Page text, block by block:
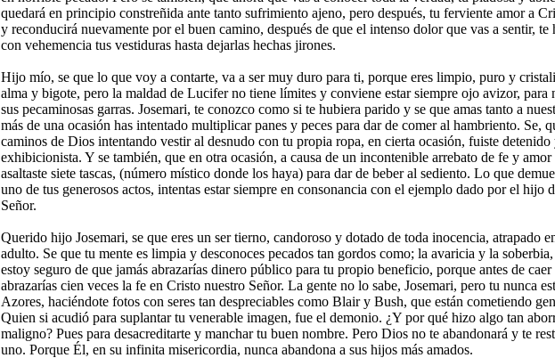
quedará en principio constreñida ante tanto sufrimiento ajeno, pero después, tu ferviente amor a
y reconducirá nuevamente por el buen camino, después de que el intenso dolor que vas a sentir, te
con vehemencia tus vestiduras hasta dejarlas hechas jirones.
Hijo mío, se que lo que voy a contarte, va a ser muy duro para ti, porque eres limpio, puro y
alma y bigote, pero la maldad de Lucifer no tiene límites y conviene estar siempre ojo avizor, para
sus pecaminosas garras. Josemari, te conozco como si te hubiera parido y se que amas tanto a
más de una ocasión has intentado multiplicar panes y peces para dar de comer al hambriento. Se,
caminos de Dios intentando vestir al desnudo con tu propia ropa, en cierta ocasión, fuiste detenido
exhibicionista. Y se también, que en otra ocasión, a causa de un incontenible arrebato de fe y
asaltaste siete tascas, (número místico donde los haya) para dar de beber al sediento. Lo que
uno de tus generosos actos, intentas estar siempre en consonancia con el ejemplo dado por el hijo
Señor.
Querido hijo Josemari, se que eres un ser tierno, candoroso y dotado de toda inocencia, atrapado
adulto. Se que tu mente es limpia y desconoces pecados tan gordos como; la avaricia y la
estoy seguro de que jamás abrazarías dinero público para tu propio beneficio, porque antes de
abrazarías cien veces la fe en Cristo nuestro Señor. La gente no lo sabe, Josemari, pero tu nunca
Azores, haciéndote fotos con seres tan despreciables como Blair y Bush, que están cometiendo
Quien si acudió para suplantar tu venerable imagen, fue el demonio. ¿Y por qué hizo algo tan
maligno? Pues para desacreditarte y manchar tu buen nombre. Pero Dios no te abandonará y te
uno. Porque Él, en su infinita misericordia, nunca abandona a sus hijos más amados.